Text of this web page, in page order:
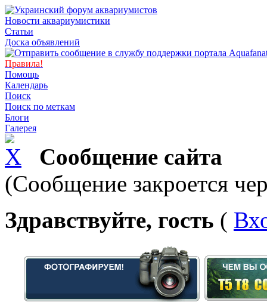
Новости аквариумистики
Статьи
Доска объявлений
Правила!
Помощь
Календарь
Поиск
Поиск по меткам
Блоги
Галерея
Сообщение сайта
(Сообщение закроется
Здравствуйте, гость (